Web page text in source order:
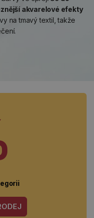
akvarelové efekty
na tmavý textil, takže